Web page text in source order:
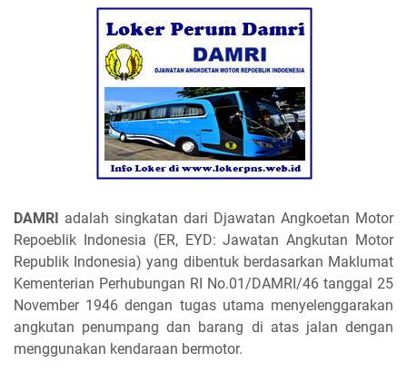
DAMRI adalah singkatan dari Djawatan Angkoetan Motor
Repoeblik Indonesia (ER, EYD: Jawatan Angkutan Motor
Republik Indonesia) yang dibentuk berdasarkan Maklumat
Kementerian Perhubungan RI No.01/DAMRI/46 tanggal 25
November 1946 dengan tugas utama menyelenggarakan
angkutan penumpang dan barang di atas jalan dengan
menggunakan kendaraan bermotor.